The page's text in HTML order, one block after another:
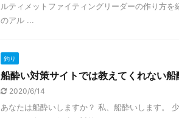
ルティメットファイティングリーダーの作り方
のアル ...
釣り
船酔い対策サイトでは教えてくれない船
2020/6/14
あなたは船酔いしますか？ 私、船酔いします。